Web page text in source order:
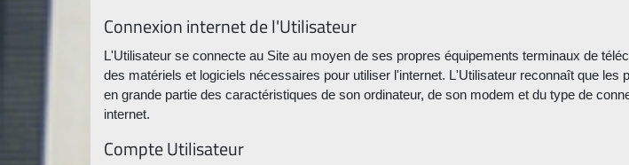
Connexion internet de l'Utilisateur
L'Utilisateur se connecte au Site au moyen de ses propres équipements terminaux de
des matériels et logiciels nécessaires pour utiliser l'internet. L'Utilisateur reconnaît que
en grande partie des caractéristiques de son ordinateur, de son modem et du type de
internet.
Compte Utilisateur